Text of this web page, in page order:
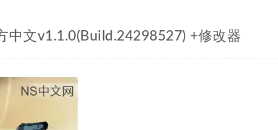
中文v1.1.0(Build.24298527) +修改器